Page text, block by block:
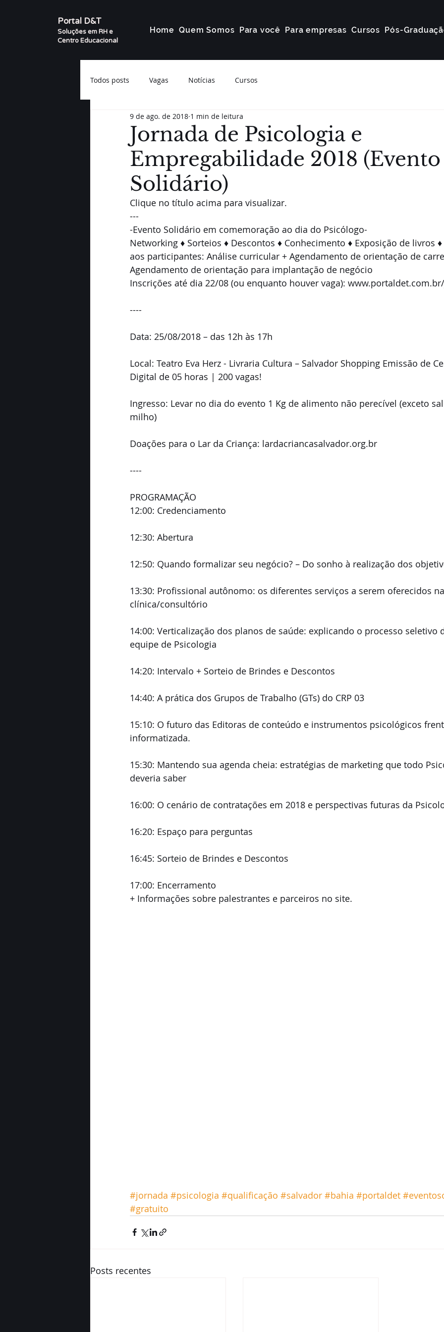
Portal D&T
Soluções em RH e
Centro Educacional
Home Quem Somos Para você Para empresas Cursos Pós-
Todos posts Vagas Notícias Cursos
Jornada de Psicologia e
Empregabilidade 2018 (Evento
Solidário)
9 de ago. de 2018 1 min de leitura
Clique no título acima para visualizar.
---
-Evento Solidário em comemoração ao dia do Psicólogo-
Networking ♦ Sorteios ♦ Descontos ♦ Conhecimento ♦ Exposição de livros ♦
aos participantes: Análise curricular + Agendamento de orientação de
Agendamento de orientação para implantação de negócio
Inscrições até dia 22/08 (ou enquanto houver vaga):
----
Data: 25/08/2018 – das 12h às 17h
Local: Teatro Eva Herz - Livraria Cultura – Salvador Shopping Emissão de
Digital de 05 horas | 200 vagas!
Ingresso: Levar no dia do evento 1 Kg de alimento não perecível (exceto
milho)
Doações para o Lar da Criança: lardacriancasalvador.org.br
----
PROGRAMAÇÃO
12:00: Credenciamento
12:30: Abertura
12:50: Quando formalizar seu negócio? – Do sonho à realização dos
13:30: Profissional autônomo: os diferentes serviços a serem oferecidos na
clínica/consultório
14:00: Verticalização dos planos de saúde: explicando o processo seletivo
equipe de Psicologia
14:20: Intervalo + Sorteio de Brindes e Descontos
14:40: A prática dos Grupos de Trabalho (GTs) do CRP 03
15:10: O futuro das Editoras de conteúdo e instrumentos psicológicos
informatizada.
15:30: Mantendo sua agenda cheia: estratégias de marketing que todo
deveria saber
16:00: O cenário de contratações em 2018 e perspectivas futuras da
16:20: Espaço para perguntas
16:45: Sorteio de Brindes e Descontos
17:00: Encerramento
+ Informações sobre palestrantes e parceiros no site.
#jornada #psicologia #qualificação #salvador #bahia #portaldet
#gratuito
Posts recentes